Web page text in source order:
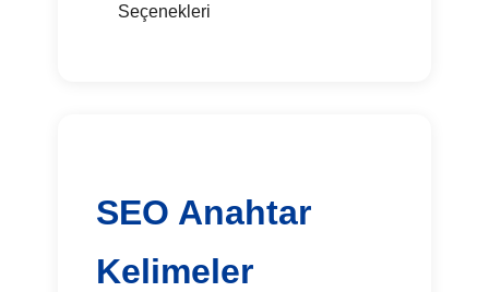
Seçenekleri
SEO Anahtar
Kelimeler